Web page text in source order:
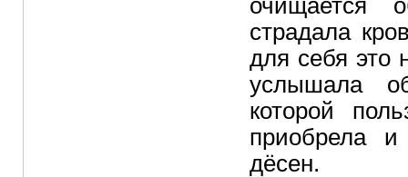
страдала
для себя это
услышала
которой
приобрела и
дёсен.